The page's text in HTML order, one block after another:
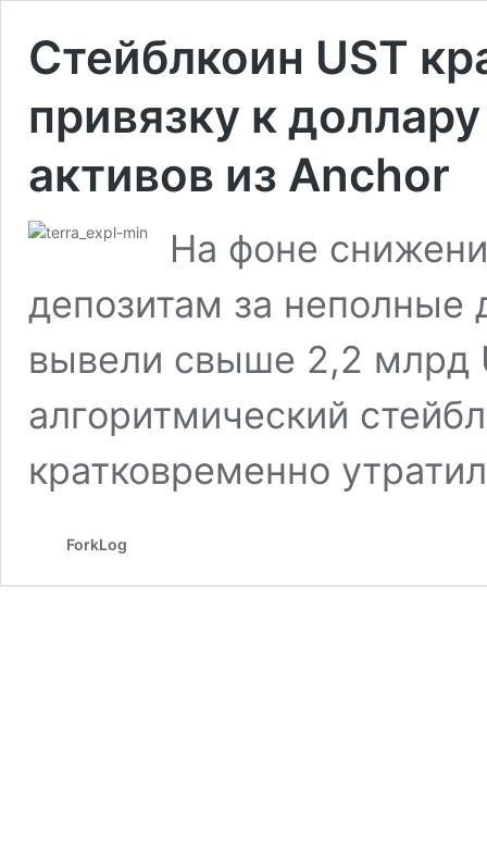
Cтейблкоин UST
привязку к
активов из Anchor
На фоне
депозитам за неполные
вывели свыше 2,2 млрд
алгоритмический
кратковременно
ForkLog